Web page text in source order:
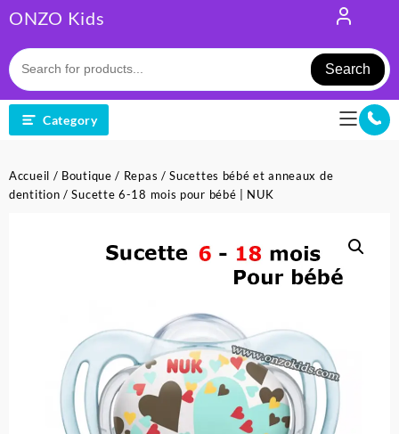
to
content
ONZO Kids
Search
Category
Accueil / Boutique / Repas /Sucettes bébé et anneaux de
dentition / Sucette 6-18 mois pour bébé | NUK